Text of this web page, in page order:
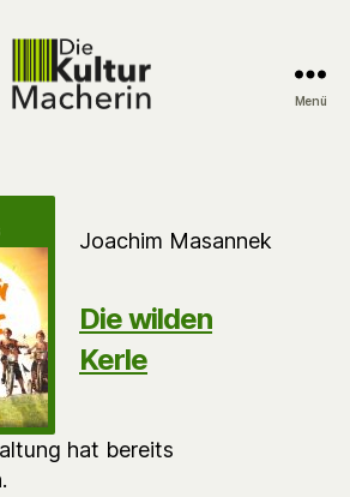
Menü
Joachim Masannek
Die wilden
Kerle
hat bereits